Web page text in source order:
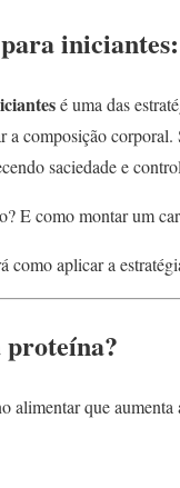
é uma das
a composição
saciedade e
E como montar um
como aplicar a
proteína?
alimentar que aumenta